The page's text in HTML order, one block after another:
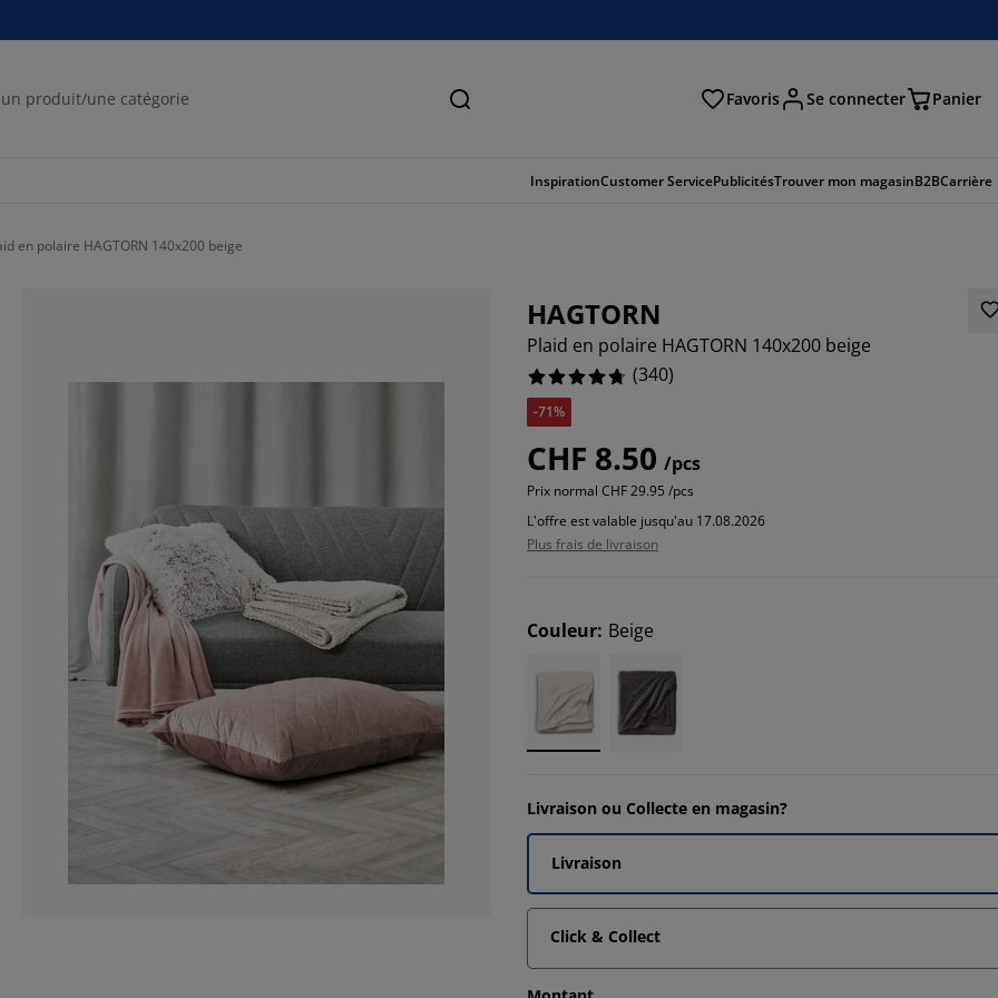
Chercher Favoris Se connecter Panier
InspirationCustomer ServicePublicitésTrouver mon magasinB2BCarrière
en polaire HAGTORN 140x200 beige
HAGTORN
Plaid en polaire HAGTORN 140x200 beige
(340)
-71%
CHF 8.50 /pcs
Prix normal CHF 29.95 /pcs
L'offre est valable jusqu'au 17.08.2026
Plus frais de livraison
Couleur: Beige
Livraison ou Collecte en magasin?
Livraison
Click & Collect
9.411764705882353%
1.7647058823529411%
2.6470588235294117%
2.3529411764705883%